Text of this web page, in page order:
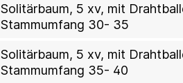
Solitärbaum, 5 xv, mit
Stammumfang 30- 35
Solitärbaum, 5 xv, mit
Stammumfang 35- 40